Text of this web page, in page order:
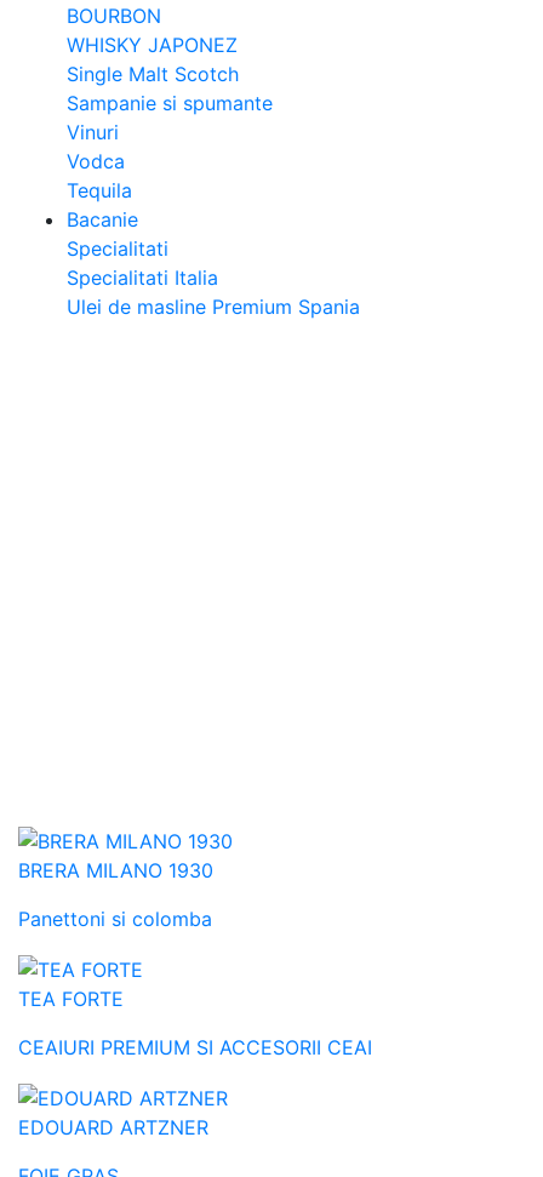
BOURBON
WHISKY JAPONEZ
Single Malt Scotch
Sampanie si spumante
Vinuri
Vodca
Tequila
Bacanie
Specialitati
Specialitati Italia
Ulei de masline Premium Spania
BRERA MILANO 1930
Panettoni si colomba
TEA FORTE
CEAIURI PREMIUM SI ACCESORII CEAI
EDOUARD ARTZNER